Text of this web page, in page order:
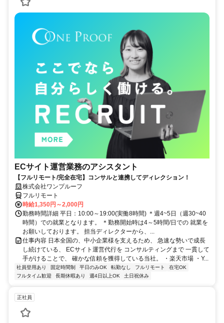
ECサイト運営業務のアシスタント
【フルリモート/完全在宅】コンサルと連携してディレクション！
株式会社ワンプルーフ
フルリモート
時給1,350円～2,000円
勤務時間詳細 平日：10:00～19:00(実働8時間) ＊週4~5日（週30~40
時間）での就業となります。 ＊勤務開始時は4～5時間/日での 就業を
お願いしております。 担当ディレクターから、...
仕事内容 日本全国の、中小企業様を支えるため、 急速な勢いで成長
し続けている、 ECサイト運営代行を コンサルティングまで 一貫して
手がけることで、 確かな信頼を獲得している当社。 ・楽天市場 ・Y...
社員登用あり 固定時間制 平日のみOK 転勤なし フルリモート
在宅OK
フルタイム歓迎
長期休暇あり 週4日以上OK 土日祝休み
正社員